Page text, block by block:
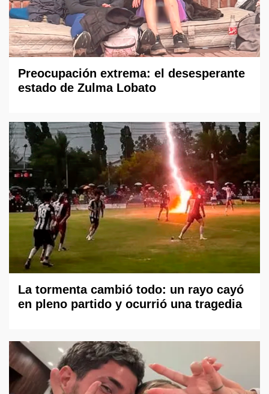
Preocupación extrema: el desesperante
estado de Zulma Lobato
La tormenta cambió todo: un rayo cayó
en pleno partido y ocurrió una tragedia